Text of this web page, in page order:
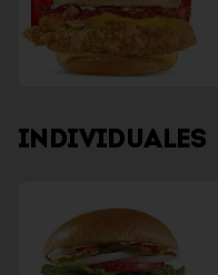
INDIVIDUALES